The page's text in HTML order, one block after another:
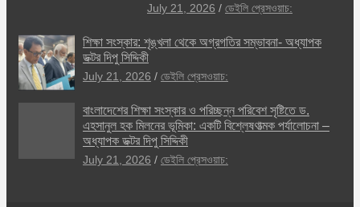
July 21, 2026 ডেইলি প্রেসওয়াচ:
শিক্ষা সংস্কার: শৃঙ্খলা থেকে অগ্রগতির সম্ভাবনা- অধ্যাপক
ডক্টর দিপু সিদ্দিকী
July 21, 2026 ডেইলি প্রেসওয়াচ:
বাংলাদেশের শিক্ষা সংস্কার ও পরিচ্ছন্ন পরিবেশ সৃষ্টিতে ড.
এহসানুল হক মিলনের ভূমিকা: একটি বিশ্লেষণাত্মক পর্যালোচনা –
অধ্যাপক ডক্টর দিপু সিদ্দিকী
July 21, 2026 ডেইলি প্রেসওয়াচ: